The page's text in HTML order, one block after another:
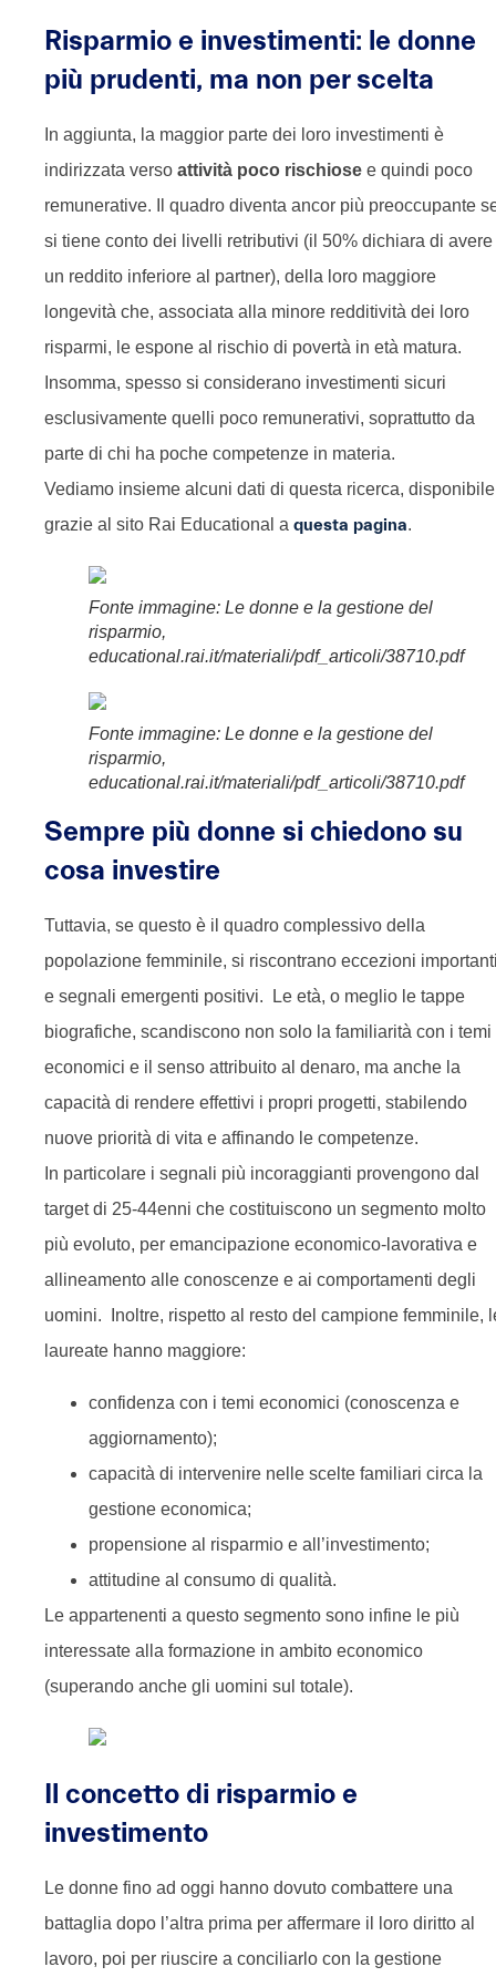
Risparmio e investimenti: le donne
più prudenti, ma non per scelta
In aggiunta, la maggior parte dei loro investimenti è
indirizzata verso attività poco rischiose e quindi poco
remunerative. Il quadro diventa ancor più preoccupante
si tiene conto dei livelli retributivi (il 50% dichiara di avere
un reddito inferiore al partner), della loro maggiore
longevità che, associata alla minore redditività dei loro
risparmi, le espone al rischio di povertà in età matura.
Insomma, spesso si considerano investimenti sicuri
esclusivamente quelli poco remunerativi, soprattutto da
parte di chi ha poche competenze in materia.
Vediamo insieme alcuni dati di questa ricerca, disponibile
grazie al sito Rai Educational a questa pagina.
Fonte immagine: Le donne e la gestione del
risparmio,
educational.rai.it/materiali/pdf_articoli/38710.pdf
Fonte immagine: Le donne e la gestione del
risparmio,
educational.rai.it/materiali/pdf_articoli/38710.pdf
Sempre più donne si chiedono su
cosa investire
Tuttavia, se questo è il quadro complessivo della
popolazione femminile, si riscontrano eccezioni
e segnali emergenti positivi. Le età, o meglio le tappe
biografiche, scandiscono non solo la familiarità con i temi
economici e il senso attribuito al denaro, ma anche la
capacità di rendere effettivi i propri progetti, stabilendo
nuove priorità di vita e affinando le competenze.
In particolare i segnali più incoraggianti provengono dal
target di 25-44enni che costituiscono un segmento molto
più evoluto, per emancipazione economico-lavorativa e
allineamento alle conoscenze e ai comportamenti degli
uomini. Inoltre, rispetto al resto del campione femminile,
laureate hanno maggiore:
confidenza con i temi economici (conoscenza e
aggiornamento);
capacità di intervenire nelle scelte familiari circa la
gestione economica;
propensione al risparmio e all’investimento;
attitudine al consumo di qualità.
Le appartenenti a questo segmento sono infine le più
interessate alla formazione in ambito economico
(superando anche gli uomini sul totale).
Il concetto di risparmio e
investimento
Le donne fino ad oggi hanno dovuto combattere una
battaglia dopo l’altra prima per affermare il loro diritto al
lavoro, poi per riuscire a conciliarlo con la gestione